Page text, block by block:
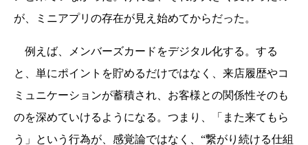
が、ミニアプリの存在が見え始めてからだった。
例えば、メンバーズカードをデジタル化する。する
と、単にポイントを貯めるだけではなく、来店履歴やコ
ミュニケーションが蓄積され、お客様との関係性そのも
のを深めていけるようになる。つまり、「また来てもら
う」という行為が、感覚論ではなく、“繋がり続ける仕組